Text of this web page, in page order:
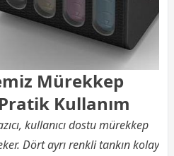
Mürekkep
Kullanım
kullanıcı dostu mürekkep
Dört ayrı renkli tankın kolay